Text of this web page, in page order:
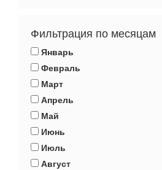
Фильтрация по месяцам
Январь
Февраль
Март
Апрель
Май
Июнь
Июль
Август